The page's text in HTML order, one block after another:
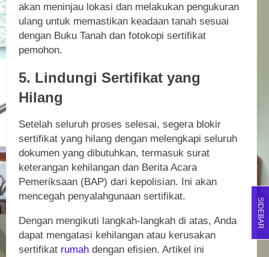
akan meninjau lokasi dan melakukan pengukuran
ulang untuk memastikan keadaan tanah sesuai
dengan Buku Tanah dan fotokopi sertifikat
pemohon.
5. Lindungi Sertifikat yang
Hilang
Setelah seluruh proses selesai, segera blokir
sertifikat yang hilang dengan melengkapi seluruh
dokumen yang dibutuhkan, termasuk surat
keterangan kehilangan dan Berita Acara
Pemeriksaan (BAP) dari kepolisian. Ini akan
mencegah penyalahgunaan sertifikat.
Dengan mengikuti langkah-langkah di atas, Anda
dapat mengatasi kehilangan atau kerusakan
sertifikat rumah dengan efisien. Artikel ini
SIDEBAR